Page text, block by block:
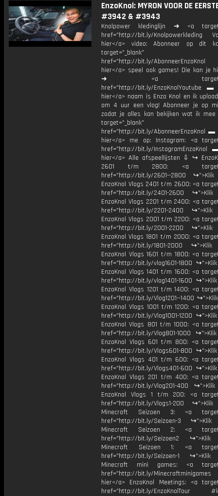
EnzoKnol: MYRON VOOR DE
#3942 & #3943
Knolpower kledinglijn ➜ <a
href="http://bit.ly/Knolpowerkleding
hier</a> video: Abonneer op dit
target="_blank"
href="http://bit.ly/
hier</a> speel ook games! Die kan je
➜ <a
href="http://bit.ly/EnzoKnolYoutube ▬
hier</a> naam is Enzo Knol en ik
om 4 uur een vlog! Abonneer je op
zodat je alles kan bekijken wat ik mee
target="_blank"
href="http://bit.ly/AbonneerEnzoKnol ▬
hier</a> me op: Instagram: <a
href="http://bit.ly/InstagramEnzoKnol
hier</a> Alle afspeellijsten ⇩ ↪
2601 t/m 2800: <a
href="http://bit.ly/2601--2800
EnzoKnol Vlogs 2401 t/m 2600: <a
href="http://bit.ly/2401-2600 ↪">Klik
EnzoKnol Vlogs 2201 t/m 2400: <a
href="http://bit.ly/2201-2400 ↪">Klik
EnzoKnol Vlogs 2001 t/m 2200: <a
href="http://bit.ly/2001-2200 ↪">Klik
EnzoKnol Vlogs 1801 t/m 2000: <a
href="http://bit.ly/1801-2000 ↪">Klik
EnzoKnol Vlogs 1601 t/m 1800: <a
href="http://bit.ly/vlog1601-1800
EnzoKnol Vlogs 1401 t/m 1600: <a
href="http://bit.ly/vlog1401-1600
EnzoKnol Vlogs 1201 t/m 1400: <a
href="http://bit.ly/Vlog1201--1400
EnzoKnol Vlogs 1001 t/m 1200: <a
href="http://bit.ly/Vlog1001-1200
EnzoKnol Vlogs 801 t/m 1000: <a
href="http://bit.ly/Vlog801-1000
EnzoKnol Vlogs 601 t/m 800: <a
href="http://bit.ly/Vlogs601-800
EnzoKnol Vlogs 401 t/m 600: <a
href="http://bit.ly/Vlogs401-600
EnzoKnol Vlogs 201 t/m 400: <a
href="http://bit.ly/Vlog201-400
EnzoKnol Vlogs 1 t/m 200: <a
href="http://bit.ly/Vlogs1-200
Minecraft Seizoen 3: <a
href="http://bit.ly/Seizoen-3 ↪">Klik
Minecraft Seizoen 2: <a
href="http://bit.ly/Seizoen2 ↪">Klik
Minecraft Seizoen 1: <a
href="http://bit.ly/Seizoen-1 ↪">Klik
Minecraft mini games: <a
href="http://bit.ly/
hier</a> EnzoKnol Meetings: <a
href="http://bit.ly/EnzoKnolTour